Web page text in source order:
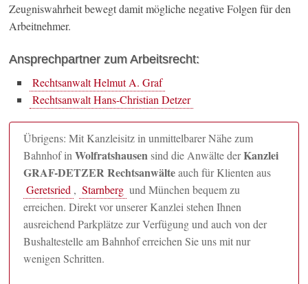
Zeugniswahrheit bewegt damit mögliche negative Folgen für den
Arbeitnehmer.
Ansprechpartner zum Arbeitsrecht:
Rechtsanwalt Helmut A. Graf
Rechtsanwalt Hans-Christian Detzer
Übrigens: Mit Kanzleisitz in unmittelbarer Nähe zum
Bahnhof inWolfratshausensind die Anwälte derKanzlei
GRAF-DETZER Rechtsanwälteauch für Klienten aus
Geretsried , Starnberg und München bequem zu
erreichen. Direkt vor unserer Kanzlei stehen Ihnen
ausreichend Parkplätze zur Verfügung und auch von der
Bushaltestelle am Bahnhof erreichen Sie uns mit nur
wenigen Schritten.